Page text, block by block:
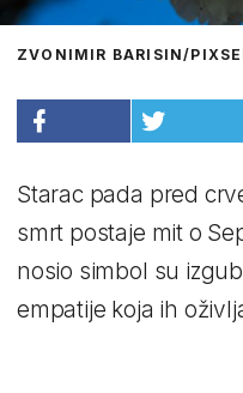
ZVONIMIR BARISIN/
Starac pada pred
smrt postaje mit o
nosio simbol su
empatije koja ih